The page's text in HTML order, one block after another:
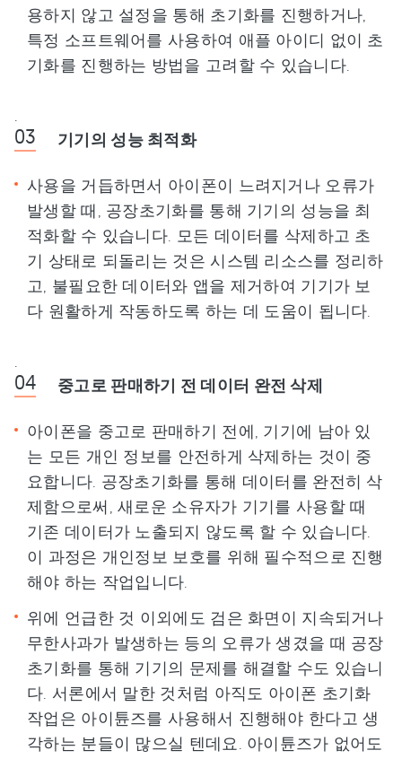
용하지 않고 설정을 통해 초기화를 진행하거나,
특정 소프트웨어를 사용하여 애플 아이디 없이 초
기화를 진행하는 방법을 고려할 수 있습니다.
기기의 성능 최적화
사용을 거듭하면서 아이폰이 느려지거나 오류가
발생할 때, 공장초기화를 통해 기기의 성능을 최
적화할 수 있습니다. 모든 데이터를 삭제하고 초
기 상태로 되돌리는 것은 시스템 리소스를 정리하
고, 불필요한 데이터와 앱을 제거하여 기기가 보
다 원활하게 작동하도록 하는 데 도움이 됩니다.
중고로 판매하기 전 데이터 완전 삭제
아이폰을 중고로 판매하기 전에, 기기에 남아 있
는 모든 개인 정보를 안전하게 삭제하는 것이 중
요합니다. 공장초기화를 통해 데이터를 완전히 삭
제함으로써, 새로운 소유자가 기기를 사용할 때
기존 데이터가 노출되지 않도록 할 수 있습니다.
이 과정은 개인정보 보호를 위해 필수적으로 진행
해야 하는 작업입니다.
위에 언급한 것 이외에도 검은 화면이 지속되거나
무한사과가 발생하는 등의 오류가 생겼을 때 공장
초기화를 통해 기기의 문제를 해결할 수도 있습니
다. 서론에서 말한 것처럼 아직도 아이폰 초기화
작업은 아이튠즈를 사용해서 진행해야 한다고 생
각하는 분들이 많으실 텐데요. 아이튠즈가 없어도